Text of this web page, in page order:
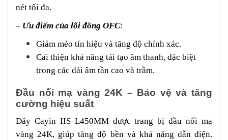
nét tối đa.
– Ưu điểm của lõi đồng OFC:
Giảm méo tín hiệu và tăng độ chính xác.
Cải thiện khả năng tái tạo âm thanh, đặc biệt
trong các dải âm tần cao và trầm.
Đầu nối mạ vàng 24K – Bảo vệ và tăng
cường hiệu suất
Dây Cayin IIS L450MM được trang bị đầu nối mạ
vàng 24K, giúp tăng độ bền và khả năng dẫn điện.